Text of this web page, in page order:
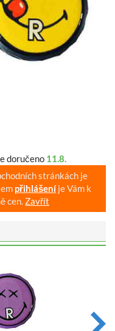
doručeno 11.8.
stránkách je
přihlášeníje Vám k
cen. Zavřít